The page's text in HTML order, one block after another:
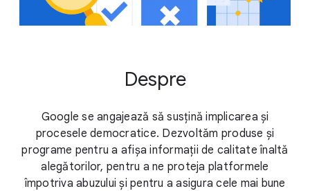
Despre
Google se angajează să susțină implicarea și
procesele democratice. Dezvoltăm produse și
programe pentru a afișa informații de calitate înaltă
alegătorilor, pentru a ne proteja platformele
împotriva abuzului și pentru a asigura cele mai bune